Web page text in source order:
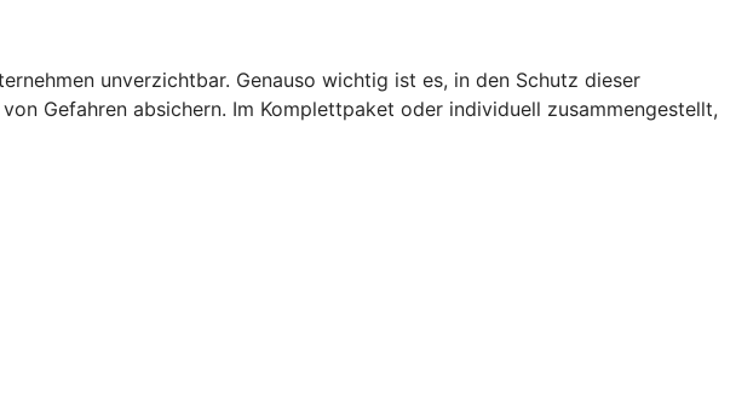
unverzichtbar. Genauso wichtig ist es, in den Schutz dieser
Gefahren absichern. Im Komplettpaket oder individuell zusammengestellt,